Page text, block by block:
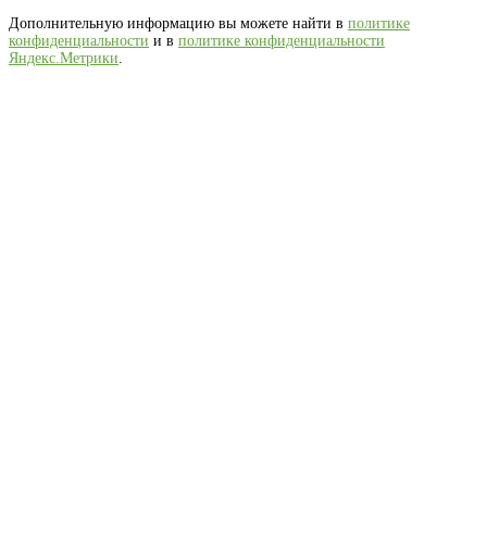
Дополнительную информацию вы можете найти в политике
конфиденциальности и в политике конфиденциальности
Яндекс.Метрики.